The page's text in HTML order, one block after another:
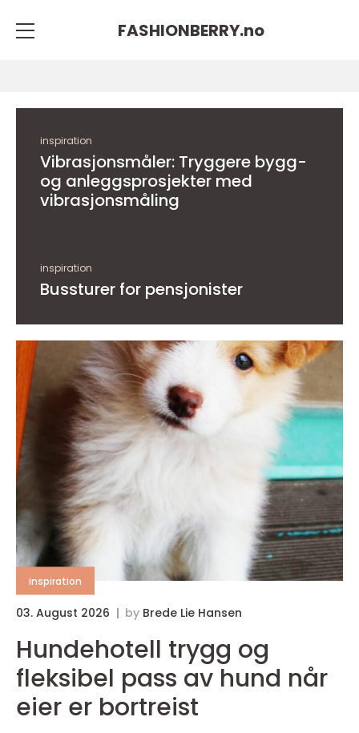
FASHIONBERRY.no
inspiration
Vibrasjonsmåler: Tryggere bygg-
og anleggsprosjekter med
vibrasjonsmåling
inspiration
Bussturer for pensjonister
inspiration
03. August 2026 by Brede Lie Hansen
Hundehotell trygg og
fleksibel pass av hund når
eier er bortreist